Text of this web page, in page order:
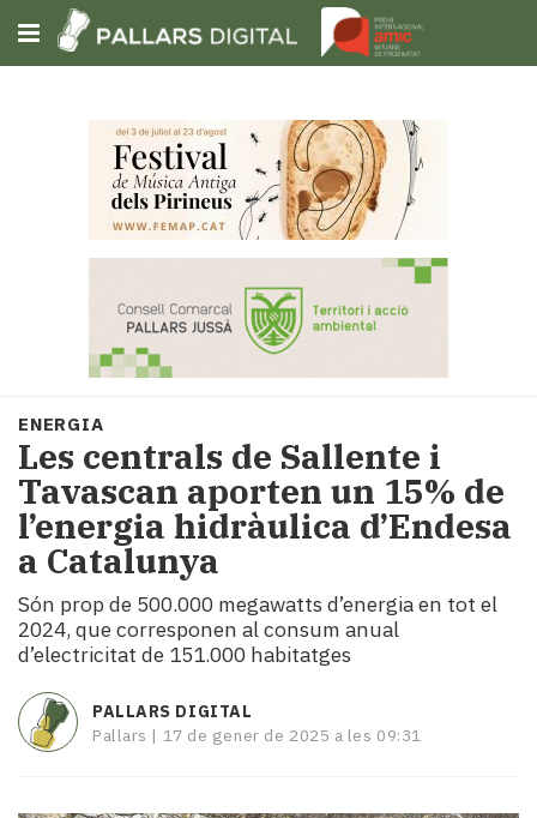
Subscriu-t'hi
Portada
Societat
Política
i
municipis
Economia
Cultura
Esports
Mai
tant!
TV
i
ENERGIA
Les centrals de Sallente i
Tavascan aporten un 15% de
l’energia hidràulica d’Endesa
a Catalunya
Són prop de 500.000 megawatts d’energia en tot el
2024, que corresponen al consum anual
d’electricitat de 151.000 habitatges
PALLARS DIGITAL
Pallars | 17 de gener de 2025 a les 09:31